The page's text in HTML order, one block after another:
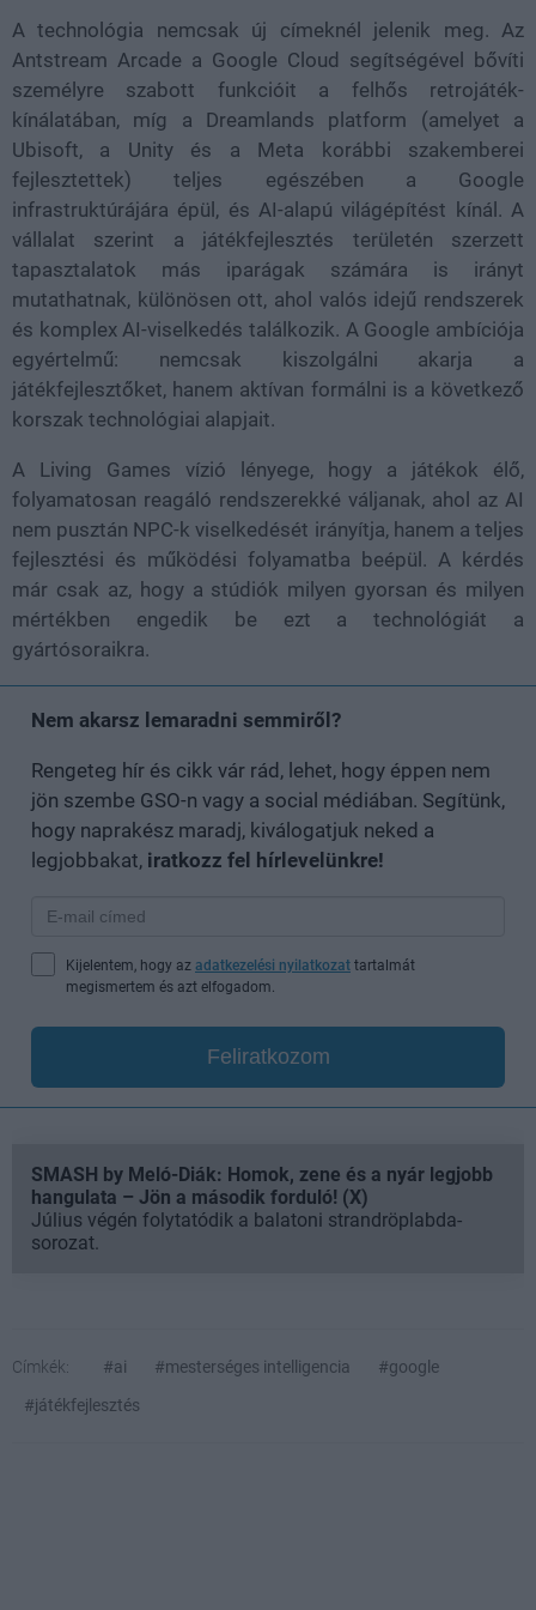
A technológia nemcsak új címeknél jelenik meg. Az
Antstream Arcade a Google Cloud segítségével bővíti
személyre szabott funkcióit a felhős retrojáték-
kínálatában, míg a Dreamlands platform (amelyet a
Ubisoft, a Unity és a Meta korábbi szakemberei
fejlesztettek) teljes egészében a Google
infrastruktúrájára épül, és AI-alapú világépítést kínál. A
vállalat szerint a játékfejlesztés területén szerzett
tapasztalatok más iparágak számára is irányt
mutathatnak, különösen ott, ahol valós idejű rendszerek
és komplex AI-viselkedés találkozik. A Google ambíciója
egyértelmű: nemcsak kiszolgálni akarja a
játékfejlesztőket, hanem aktívan formálni is a következő
korszak technológiai alapjait.
A Living Games vízió lényege, hogy a játékok élő,
folyamatosan reagáló rendszerekké váljanak, ahol az AI
nem pusztán NPC-k viselkedését irányítja, hanem a teljes
fejlesztési és működési folyamatba beépül. A kérdés
már csak az, hogy a stúdiók milyen gyorsan és milyen
mértékben engedik be ezt a technológiát a
gyártósoraikra.
Nem akarsz lemaradni semmiről?
Rengeteg hír és cikk vár rád, lehet, hogy éppen nem
jön szembe GSO-n vagy a social médiában. Segítünk,
hogy naprakész maradj, kiválogatjuk neked a
legjobbakat, iratkozz fel hírlevelünkre!
Kijelentem, hogy az adatkezelési nyilatkozat tartalmát
megismertem és azt elfogadom.
Feliratkozom
SMASH by Meló-Diák: Homok, zene és a nyár legjobb
hangulata – Jön a második forduló! (X)
Július végén folytatódik a balatoni strandröplabda-
sorozat.
Címkék: #ai #mesterséges intelligencia
#google
#játékfejlesztés